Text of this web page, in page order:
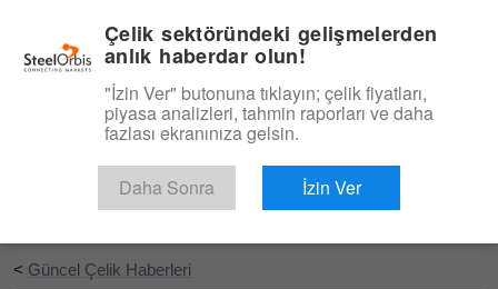
Ücretsiz Deneyin
< Güncel Çelik Haberleri
Çelik sektöründeki gelişmelerden
anlık haberdar olun!
"İzin Ver" butonuna tıklayın; çelik fiyatları,
piyasa analizleri, tahmin raporları ve daha
fazlası ekranınıza gelsin.
Daha Sonra İzin Ver